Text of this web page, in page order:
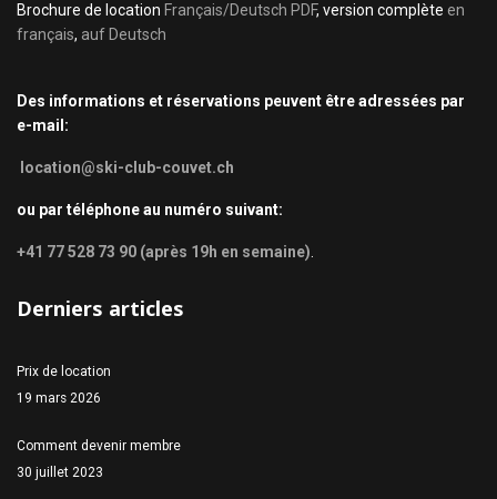
Brochure de location Français/Deutsch PDF, version complète en
français, auf Deutsch
Des informations et réservations peuvent être adressées par
e-mail:
location@ski-club-couvet.ch
ou par téléphone au numéro suivant:
+41 77 528 73 90 (après 19h en semaine)
Derniers articles
Prix de location
19 mars 2026
Comment devenir membre
30 juillet 2023